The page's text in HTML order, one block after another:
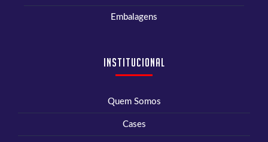
Embalagens
Institucional
Quem Somos
Cases